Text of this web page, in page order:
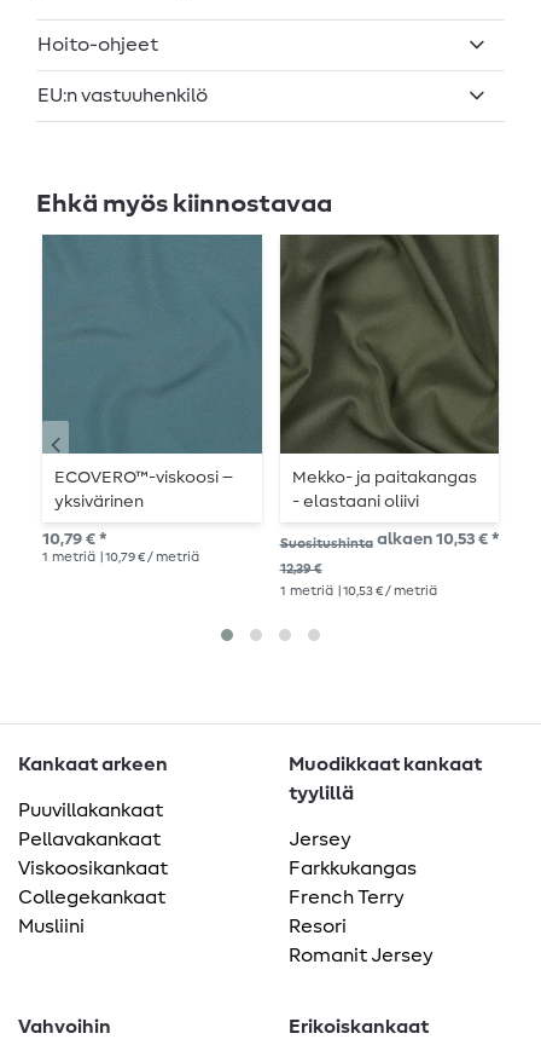
Hoito-ohjeet
EU:n vastuuhenkilö
Ehkä myös kiinnostavaa
ECOVERO™-viskoosi –
yksivärinen
petrolinvihreä
10,79 € *
1 metriä | 10,79 € / metriä
Mekko- ja paitakangas
- elastaani oliivi
Suositushinta
12,39 €
alkaen 10,53 € *
1 metriä | 10,53 € / metriä
Kankaat arkeen
Puuvillakankaat
Pellavakankaat
Viskoosikankaat
Collegekankaat
Musliini
Muodikkaat kankaat
tyylillä
Jersey
Farkkukangas
French Terry
Resori
Romanit Jersey
Vahvoihin
Erikoiskankaat